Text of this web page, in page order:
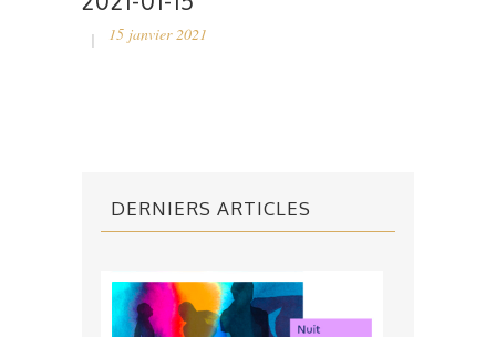
15 janvier 2021
DERNIERS ARTICLES